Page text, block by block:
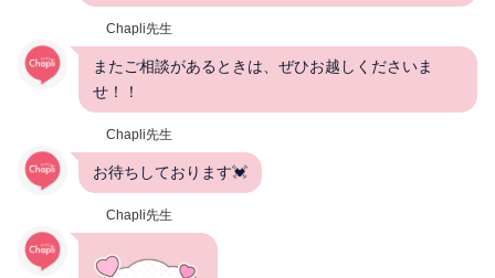
Chapli先生
またご相談があるときは、ぜひお越しくださいま
せ！！
Chapli先生
お待ちしております💓
Chapli先生